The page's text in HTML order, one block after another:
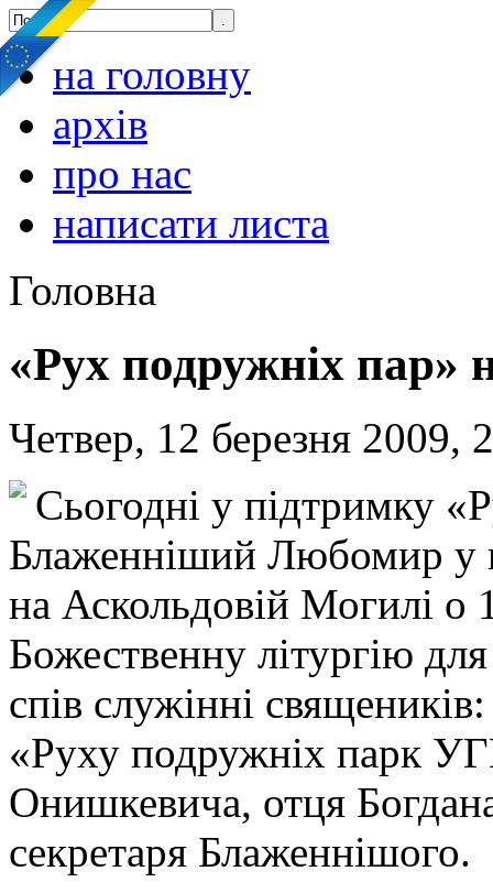
на головну
архів
про нас
написати листа
Головна
«Рух подружніх пар»
Четвер, 12 березня 2009,
Сьогодні у підтримку
Блаженніший Любомир у
на Аскольдовій Могилі о
Божественну літургію
спів служінні
«Руху подружніх парк
Онишкевича, отця
секретаря Блаженнішого.